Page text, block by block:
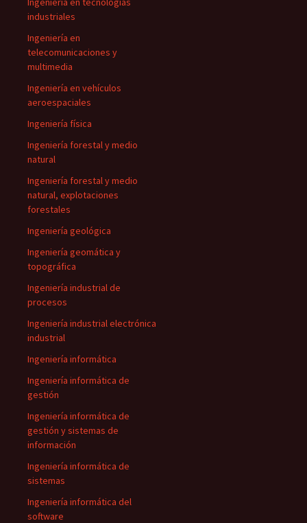
industriales
Ingeniería en
telecomunicaciones y
multimedia
Ingeniería en vehículos
aeroespaciales
Ingeniería física
Ingeniería forestal y medio
natural
Ingeniería forestal y medio
natural, explotaciones
forestales
Ingeniería geológica
Ingeniería geomática y
topográfica
Ingeniería industrial de
procesos
Ingeniería industrial electrónica
industrial
Ingeniería informática
Ingeniería informática de
gestión
Ingeniería informática de
gestión y sistemas de
información
Ingeniería informática de
sistemas
Ingeniería informática del
software